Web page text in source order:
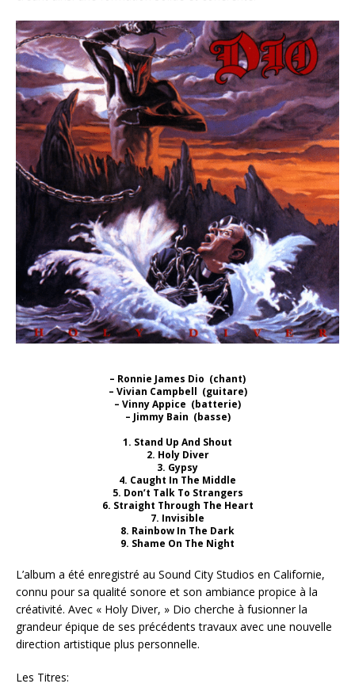
– Ronnie James Dio (chant)
– Vivian Campbell (guitare)
– Vinny Appice (batterie)
– Jimmy Bain (basse)
1. Stand Up And Shout
2. Holy Diver
3. Gypsy
4. Caught In The Middle
5. Don’t Talk To Strangers
6. Straight Through The Heart
7. Invisible
8. Rainbow In The Dark
9. Shame On The Night
L’album a été enregistré au Sound City Studios en Californie,
connu pour sa qualité sonore et son ambiance propice à la
créativité. Avec « Holy Diver, » Dio cherche à fusionner la
grandeur épique de ses précédents travaux avec une nouvelle
direction artistique plus personnelle.
Les Titres: